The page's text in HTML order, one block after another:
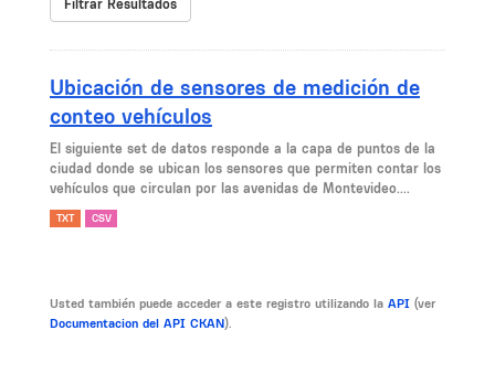
Filtrar Resultados
Ubicación de sensores de medición de
conteo vehículos
El siguiente set de datos responde a la capa de puntos de la
ciudad donde se ubican los sensores que permiten contar los
vehículos que circulan por las avenidas de Montevideo....
TXT CSV
Usted también puede acceder a este registro utilizando la API (ver
Documentacion del API CKAN).